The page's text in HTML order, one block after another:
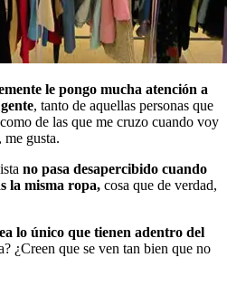
le pongo mucha atención a
, tanto de aquellas personas que
de las que me cruzo cuando voy
gusta.
no pasa desapercibido cuando
la misma ropa, cosa que de verdad,
lo único que tienen adentro del
¿Creen que se ven tan bien que no